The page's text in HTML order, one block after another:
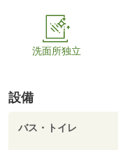
洗面所独立
設備
バス・トイレ